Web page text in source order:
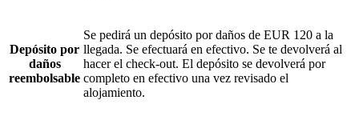
Depósito por
daños
reembolsable
Se pedirá un depósito por daños de EUR 120 a la
llegada. Se efectuará en efectivo. Se te devolverá al
hacer el check-out. El depósito se devolverá por
completo en efectivo una vez revisado el
alojamiento.